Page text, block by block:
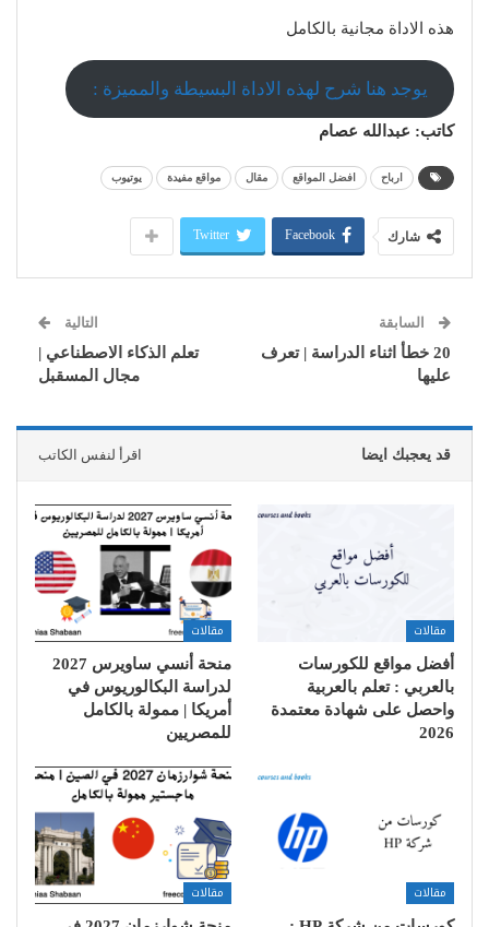
هذه الاداة مجانية بالكامل
يوجد هنا شرح لهذه الاداة البسيطة والمميزة :
كاتب: عبدالله عصام
ارباح افضل المواقع مقال مواقع مفيدة يوتيوب
شارك Facebook
Twitter
السابقة
20 خطأ اثناء الدراسة | تعرف
عليها
التالية
تعلم الذكاء الاصطناعي |
مجال المسقبل
قد يعجبك ايضا اقرأ لنفس الكاتب
مقالات
أفضل مواقع للكورسات
بالعربي : تعلم بالعربية
واحصل على شهادة معتمدة
2026
مقالات
منحة أنسي ساويرس 2027
لدراسة البكالوريوس في
أمريكا | ممولة بالكامل
للمصريين
مقالات مقالات